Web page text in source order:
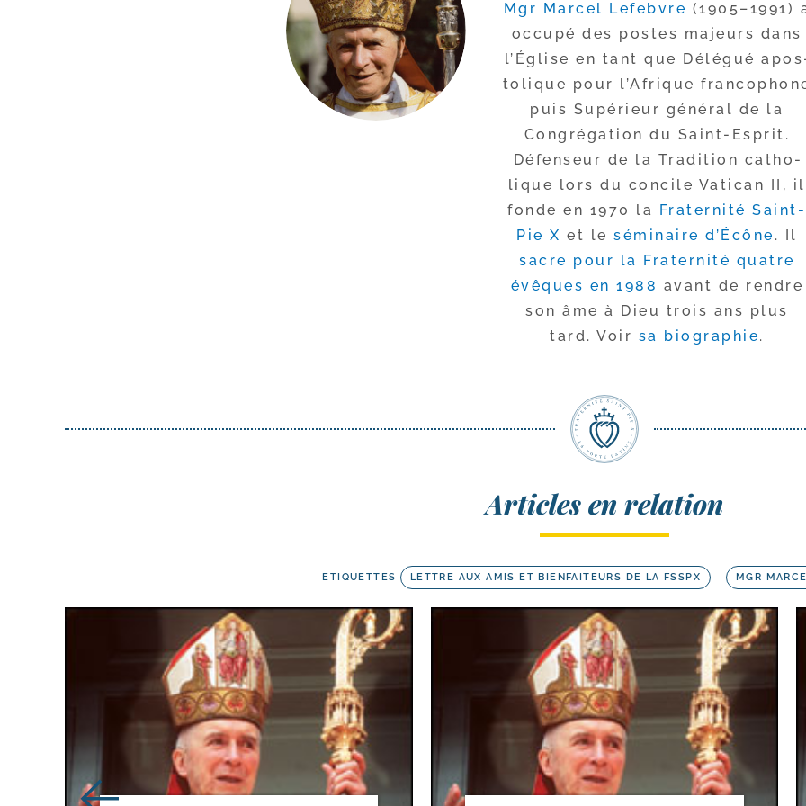
Mgr Marcel Lefebvre (1905–1991)
occu­pé des postes majeurs dans
l’Église en tant que Délégué
to­lique pour l’Afrique
puis Supérieur géné­ral de la
Congrégation du Saint-​Esprit.
Défenseur de la Tradition catho­
lique lors du concile Vatican II, il
fonde en 1970 la Fraternité Saint-​
Pie X et le sémi­naire d’Écône . Il
sacre pour la Fraternité quatre
évêques en 1988 avant de rendre
son âme à Dieu trois ans plus
tard. Voir sa bio­gra­phie.
Articles en relation
ETIQUETTES LETTRE AUX AMIS ET BIENFAITEURS DE LA FSSPX MGR